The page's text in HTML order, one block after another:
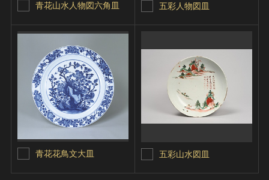
青花山水人物図六角皿 五彩人物図皿
青花花鳥文大皿 五彩山水図皿